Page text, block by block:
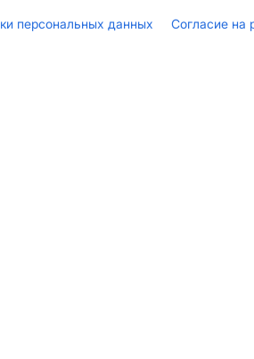
персональных данных Согласие на